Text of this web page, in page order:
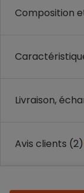
Composition
Livraison,
Avis clients (2)